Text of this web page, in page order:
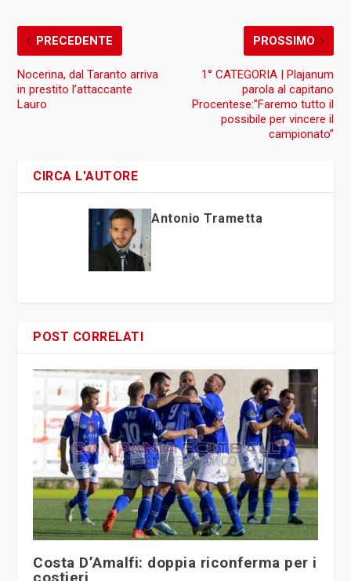
PRECEDENTE
Nocerina, dal Taranto arriva
in prestito l’attaccante
Lauro
PROSSIMO
1° CATEGORIA | Plajanum
parola al capitano
Procentese:”Faremo tutto il
possibile per vincere il
campionato”
CIRCA L'AUTORE
Antonio Trametta
POST CORRELATI
Costa D’Amalfi: doppia riconferma per i
costieri